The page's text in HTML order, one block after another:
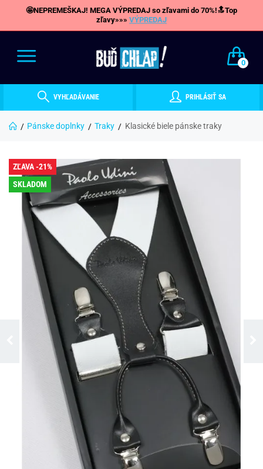
🤩NEPREMEŠKAJ! MEGA VÝPREDAJ so zľavami do 70%!🔝Top
zľavy»»» VÝPREDAJ
0
VYHĽADÁVANIE PRIHLÁSIŤ SA
Pánske doplnky Traky Klasické biele pánske traky
ZĽAVA -21%
SKLADOM